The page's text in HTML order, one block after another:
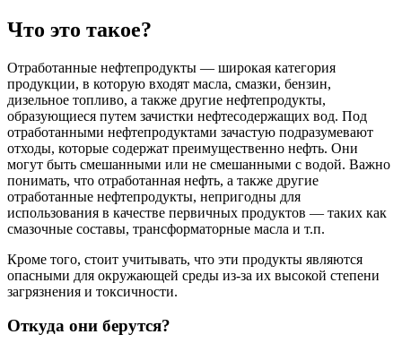
Что это такое?
Отработанные нефтепродукты — широкая категория
продукции, в которую входят масла, смазки, бензин,
дизельное топливо, а также другие нефтепродукты,
образующиеся путем зачистки нефтесодержащих вод. Под
отработанными нефтепродуктами зачастую подразумевают
отходы, которые содержат преимущественно нефть. Они
могут быть смешанными или не смешанными с водой. Важно
понимать, что отработанная нефть, а также другие
отработанные нефтепродукты, непригодны для
использования в качестве первичных продуктов — таких как
смазочные составы, трансформаторные масла и т.п.
Кроме того, стоит учитывать, что эти продукты являются
опасными для окружающей среды из-за их высокой степени
загрязнения и токсичности.
Откуда они берутся?